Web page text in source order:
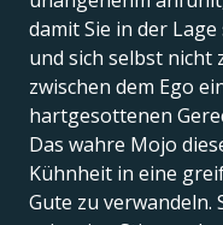
damit Sie in der Lage
und sich selbst nicht
zwischen dem Ego
hartgesottenen
Das wahre Mojo
Kühnheit in eine
Gute zu verwandeln.